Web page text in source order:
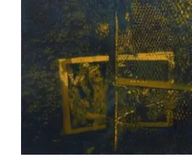
Jean-Pierre Le Boul’ch –
tu n’es pas qu’une